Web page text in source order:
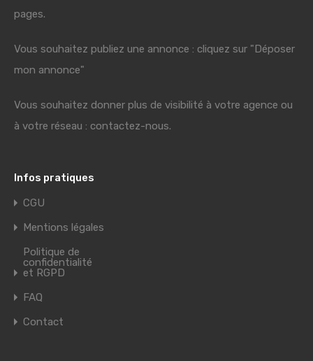
pages.
Vous souhaitez publiez une annonce : cliquez sur "Déposer
mon annonce"
Vous souhaitez donner plus de visibilité à votre agence ou
à votre réseau : contactez-nous.
Infos pratiques
CGU
Mentions légales
Politique de
confidentialité
et RGPD
FAQ
Contact